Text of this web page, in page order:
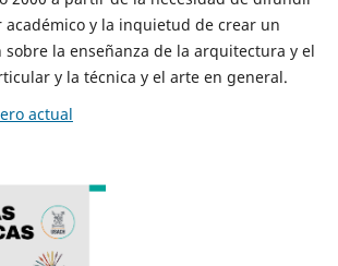
académico y la inquietud de crear un
la enseñanza de la arquitectura y el
y la técnica y el arte en general.
actual